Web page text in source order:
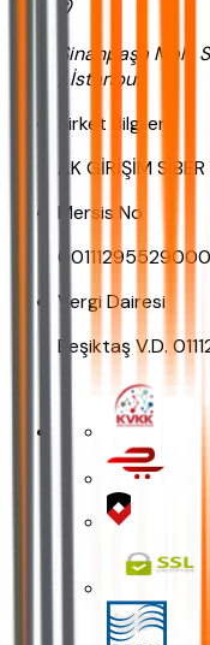
Sinanpaşa Mah.
/ İstanbul
Şirket Bilgileri
AK GİRİŞİM
Mersis No
Vergi Dairesi
Beşiktaş V.D.